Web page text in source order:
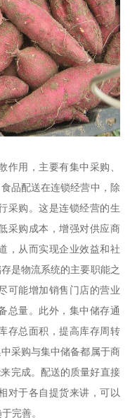
作用，主要有集中采购、
品配送在连锁经营中，除
采购。这是连锁经营的生
采购成本，增强对供应商
，从而实现企业效益和社
是物流系统的主要职能之
可能增加销售门店的营业
总量。此外，集中储存通
存总面积，提高库存周转
采购与集中储备都属于商
完成。配送的质量好直接
对于各自提货来讲，可以
完善。